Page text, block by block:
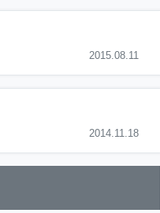
2015.08.11
2014.11.18